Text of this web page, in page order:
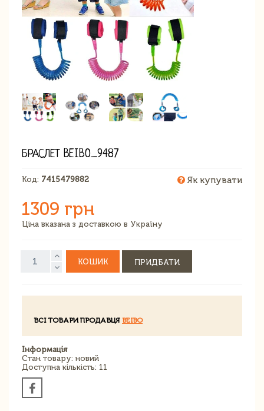
БРАСЛЕТ BEIBO_9487
Код: 7415479882 Як купувати
1309 грн
Ціна вказана з доставкою в Україну
КОШИК ПРИДБАТИ
ВСІ ТОВАРИ ПРОДАВЦЯ BEIBO
Інформація
Стан товару: новий
Доступна кількість: 11